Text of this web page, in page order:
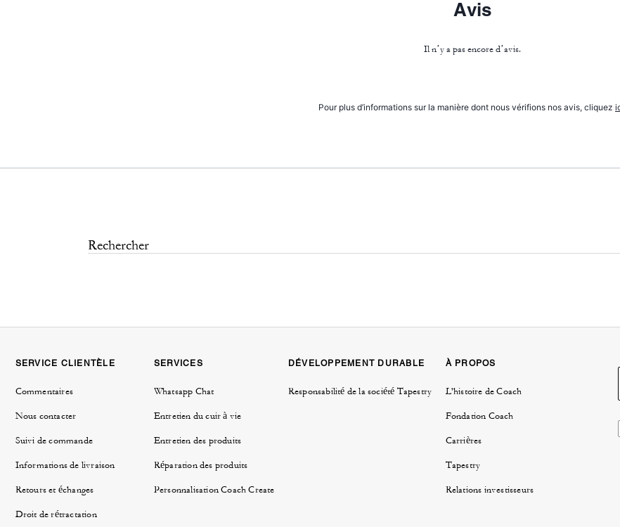
Avis
Il n’y a pas encore d’avis.
Pour plus d’informations sur la manière dont nous vérifions nos avis, cliquez
SERVICE CLIENTÈLE
Commentaires
Nous contacter
Suivi de commande
Informations de livraison
Retours et échanges
Droit de rétractation
SERVICES
Whatsapp Chat
Entretien du cuir à vie
Entretien des produits
Réparation des produits
Personnalisation Coach Create
DÉVELOPPEMENT DURABLE
Responsabilité de la société Tapestry
À PROPOS
L'histoire de Coach
Fondation Coach
Carrières
Tapestry
Relations investisseurs